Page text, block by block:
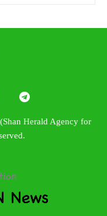
Herald Agency for